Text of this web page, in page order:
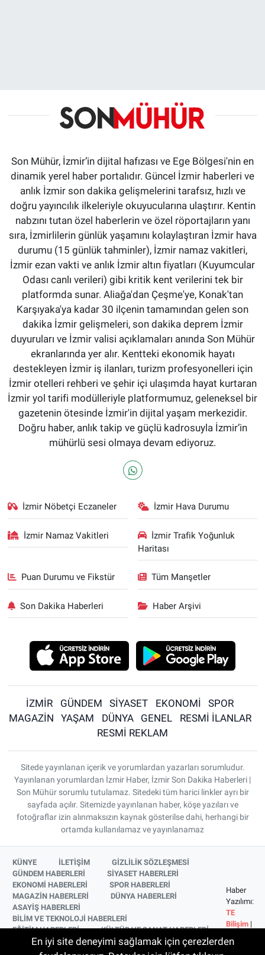
Son Mühür, İzmir’in dijital hafızası ve Ege Bölgesi'nin en
dinamik yerel haber portalıdır. Güncel İzmir haberleri ve
anlık İzmir son dakika gelişmelerini tarafsız, hızlı ve
doğru yayıncılık ilkeleriyle okuyucularına ulaştırır. Kentin
nabzını tutan özel haberlerin ve özel röportajların yanı
sıra, İzmirlilerin günlük yaşamını kolaylaştıran İzmir hava
durumu (15 günlük tahminler), İzmir namaz vakitleri,
İzmir ezan vakti ve anlık İzmir altın fiyatları (Kuyumcular
Odası canlı verileri) gibi kritik kent verilerini tek bir
platformda sunar. Aliağa'dan Çeşme'ye, Konak'tan
Karşıyaka'ya kadar 30 ilçenin tamamından gelen son
dakika İzmir gelişmeleri, son dakika deprem İzmir
duyuruları ve İzmir valisi açıklamaları anında Son Mühür
ekranlarında yer alır. Kentteki ekonomik hayatı
destekleyen İzmir iş ilanları, turizm profesyonelleri için
İzmir otelleri rehberi ve şehir içi ulaşımda hayat kurtaran
İzmir yol tarifi modülleriyle platformumuz, geleneksel bir
gazetenin ötesinde İzmir'in dijital yaşam merkezidir.
Doğru haber, anlık takip ve güçlü kadrosuyla İzmir’in
mühürlü sesi olmaya devam ediyoruz.
İzmir Nöbetçi Eczaneler İzmir Hava Durumu
İzmir Namaz Vakitleri
İzmir Trafik Yoğunluk
Haritası
Puan Durumu ve Fikstür Tüm Manşetler
Son Dakika Haberleri Haber Arşivi
İZMİR GÜNDEM SİYASET EKONOMİ
SPOR
MAGAZİN
YAŞAM DÜNYA GENEL
RESMİ İLANLAR
RESMİ REKLAM
Sitede yayınlanan içerik ve yorumlardan yazarları sorumludur.
Yayınlanan yorumlardan İzmir Haber, İzmir Son Dakika Haberleri |
Son Mühür sorumlu tutulamaz. Sitedeki tüm harici linkler ayrı bir
sayfada açılır. Sitemizde yayınlanan haber, köşe yazıları ve
fotoğraflar izin alınmaksızın kaynak gösterilse dahi, herhangi bir
ortamda kullanılamaz ve yayınlanamaz
KÜNYE İLETİŞİM
GİZLİLİK SÖZLEŞMESİ
GÜNDEM HABERLERİ
SİYASET HABERLERİ
EKONOMİ HABERLERİ
SPOR HABERLERİ
MAGAZİN HABERLERİ
DÜNYA HABERLERİ
ASAYİŞ HABERLERİ
BİLİM VE TEKNOLOJİ HABERLERİ
EĞİTİM HABERLERİ
KÜLTÜR VE SANAT HABERLERİ
SAĞLIK HABERLERİ
YAŞAM HABERLERİ
YEREL HABERLER
İZMİR HABERLERİ
Haber
Yazılımı:
TE
Bilişim |
© 2026
En iyi site deneyimi sağlamak için çerezlerden